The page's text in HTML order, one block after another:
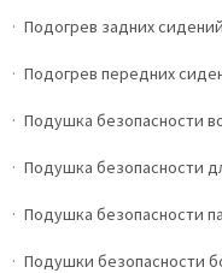
Подогрев задних сидений
Подогрев передних
Подушка безопасности
Подушка безопасности
Подушка безопасности
Подушки безопасности